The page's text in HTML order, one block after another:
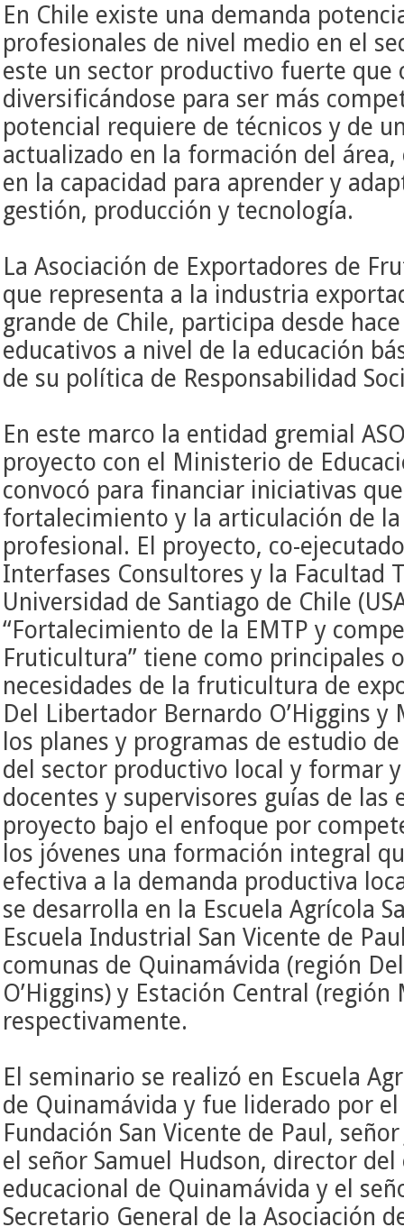
En Chile existe una demanda
profesionales de nivel medio en el
este un sector productivo fuerte que
diversificándose para ser más
potencial requiere de técnicos y de
actualizado en la formación del
en la capacidad para aprender y
gestión, producción y tecnología.
La Asociación de Exportadores de
que representa a la industria
grande de Chile, participa desde
educativos a nivel de la educación
de su política de Responsabilidad
En este marco la entidad gremial
proyecto con el Ministerio de
convocó para financiar iniciativas
fortalecimiento y la articulación de
profesional. El proyecto, co-
Interfases Consultores y la Facultad
Universidad de Santiago de Chile
“Fortalecimiento de la EMTP y
Fruticultura” tiene como principales
necesidades de la fruticultura de
Del Libertador Bernardo O’Higgins
los planes y programas de estudio
del sector productivo local y formar
docentes y supervisores guías de
proyecto bajo el enfoque por
los jóvenes una formación integral
efectiva a la demanda productiva
se desarrolla en la Escuela Agrícola
Escuela Industrial San Vicente de
comunas de Quinamávida (región
O’Higgins) y Estación Central (región
respectivamente.
El seminario se realizó en Escuela
de Quinamávida y fue liderado por
Fundación San Vicente de Paul,
el señor Samuel Hudson, director
educacional de Quinamávida y el
Secretario General de la Asociación